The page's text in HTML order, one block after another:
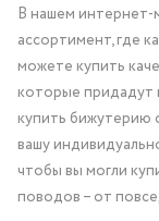
В нашем интернет-
ассортимент, где
можете купить
которые придадут
купить бижутерию
вашу
чтобы вы могли
поводов – от